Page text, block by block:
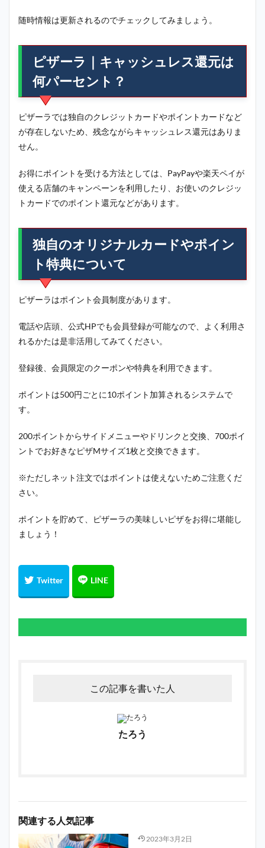
随時情報は更新されるのでチェックしてみましょう。
ピザーラ｜キャッシュレス還元は
何パーセント？
ピザーラでは独自のクレジットカードやポイントカードなど
が存在しないため、残念ながらキャッシュレス還元はありま
せん。
お得にポイントを受ける方法としては、PayPayや楽天ペイが
使える店舗のキャンペーンを利用したり、お使いのクレジッ
トカードでのポイント還元などがあります。
独自のオリジナルカードやポイン
ト特典について
ピザーラはポイント会員制度があります。
電話や店頭、公式HPでも会員登録が可能なので、よく利用さ
れるかたは是非活用してみてください。
登録後、会員限定のクーポンや特典を利用できます。
ポイントは500円ごとに10ポイント加算されるシステムで
す。
200ポイントからサイドメニューやドリンクと交換、700ポイ
ントでお好きなピザMサイズ1枚と交換できます。
※ただしネット注文ではポイントは使えないためご注意くだ
さい。
ポイントを貯めて、ピザーラの美味しいピザをお得に堪能し
ましょう！
この記事を書いた人
たろう
関連する人気記事
2023年3月2日